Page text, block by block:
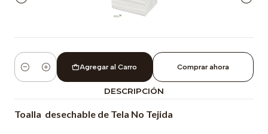
Cantidad
Agregar al Carro Comprar ahora
DESCRIPCIÓN
Toalla desechable de Tela No Tejida